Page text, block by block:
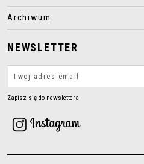
Archiwum
NEWSLETTER
Zapisz się do newslettera